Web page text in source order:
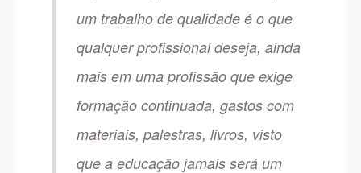
um trabalho de qualidade é o que
qualquer profissional deseja, ainda
mais em uma profissão que exige
formação continuada, gastos com
materiais, palestras, livros, visto
que a educação jamais será um